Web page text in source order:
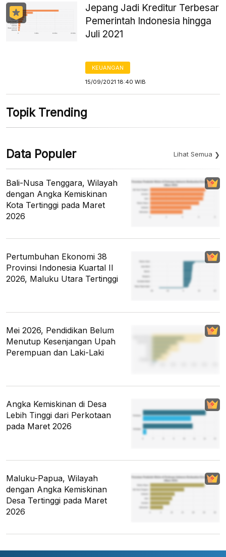
Jepang Jadi Kreditur Terbesar
Pemerintah Indonesia hingga
Juli 2021
KEUANGAN
15/09/2021 18:40 WIB
Topik Trending
Data Populer Lihat Semua
Bali-Nusa Tenggara, Wilayah
dengan Angka Kemiskinan
Kota Tertinggi pada Maret
2026
Pertumbuhan Ekonomi 38
Provinsi Indonesia Kuartal II
2026, Maluku Utara Tertinggi
Mei 2026, Pendidikan Belum
Menutup Kesenjangan Upah
Perempuan dan Laki-Laki
Angka Kemiskinan di Desa
Lebih Tinggi dari Perkotaan
pada Maret 2026
Maluku-Papua, Wilayah
dengan Angka Kemiskinan
Desa Tertinggi pada Maret
2026